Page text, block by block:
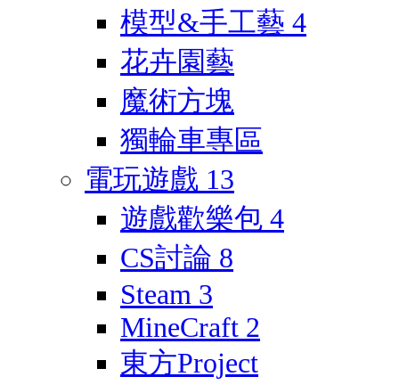
模型&手工藝 4
花卉園藝
魔術方塊
獨輪車專區
電玩遊戲 13
遊戲歡樂包 4
CS討論 8
Steam 3
MineCraft 2
東方Project